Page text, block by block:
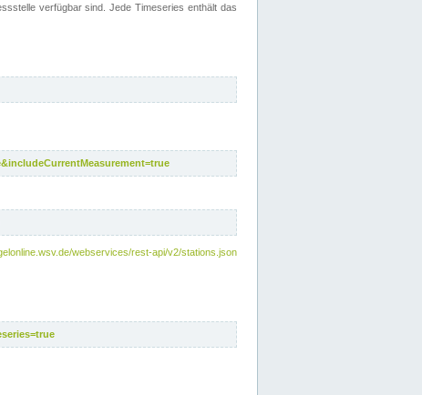
verfügbar sind. Jede Timeseries enthält das
webservices/rest-api/v2/stations.json